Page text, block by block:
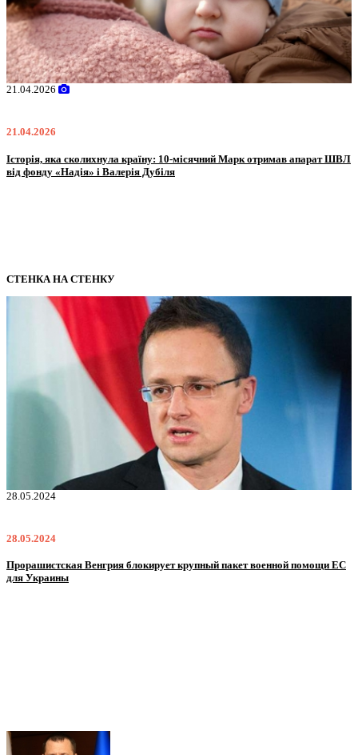
21.04.2026
21.04.2026
Історія, яка сколихнула країну: 10-місячний Марк отримав апарат ШВЛ
від фонду «Надія» і Валерія Дубіля
СТЕНКА НА СТЕНКУ
28.05.2024
28.05.2024
Прорашистская Венгрия блокирует крупный пакет военной помощи ЕС
для Украины